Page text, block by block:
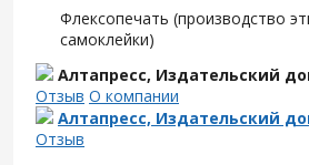
Флексопечать (производство
самоклейки)
Алтапресс, Издательский
Отзыв О компании
Алтапресс, Издательский
Отзыв